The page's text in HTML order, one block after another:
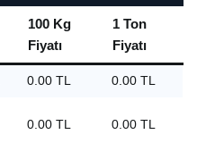
100 Kg
Fiyatı
1 Ton
Fiyatı
0.00 TL 0.00 TL
0.00 TL 0.00 TL